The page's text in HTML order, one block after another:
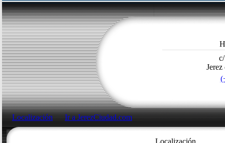
Localización Ir a JerezCiudad.com